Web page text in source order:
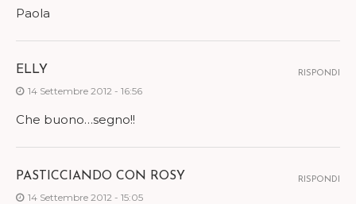
Paola
ELLY
14 Settembre 2012 - 16:56
Che buono…segno!!
RISPONDI
PASTICCIANDO CON ROSY
14 Settembre 2012 - 15:05
RISPONDI